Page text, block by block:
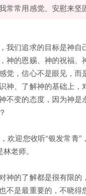
常常用感觉、安慰来坚
我们追求的目标是神自
神的恩赐、神的祝福、
觉，信心不是眼见，而
神、了解神的基础上，
不变的态度，因为神是
欢迎您收听“银发常青”
老师。
神的了解都是很有限的
不是最重要的，不晓得